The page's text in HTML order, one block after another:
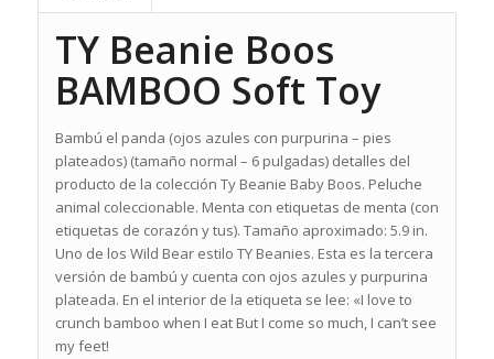
TY Beanie Boos
BAMBOO Soft Toy
Bambú el panda (ojos azules con purpurina – pies
plateados) (tamaño normal – 6 pulgadas) detalles del
producto de la colección Ty Beanie Baby Boos. Peluche
animal coleccionable. Menta con etiquetas de menta (con
etiquetas de corazón y tus). Tamaño aproximado: 5.9 in.
Uno de los Wild Bear estilo TY Beanies. Esta es la tercera
versión de bambú y cuenta con ojos azules y purpurina
plateada. En el interior de la etiqueta se lee: «I love to
crunch bamboo when I eat But I come so much, I can’t see
my feet!